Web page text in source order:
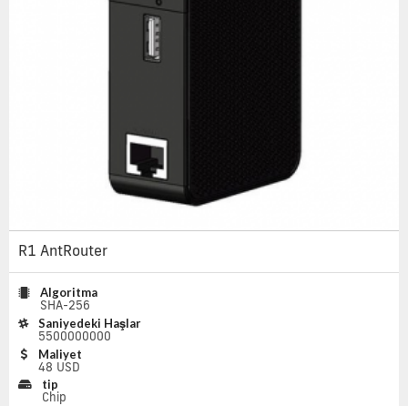
R1 AntRouter
Algoritma
SHA-256
Saniyedeki Haşlar
5500000000
Maliyet
48 USD
tip
Chip